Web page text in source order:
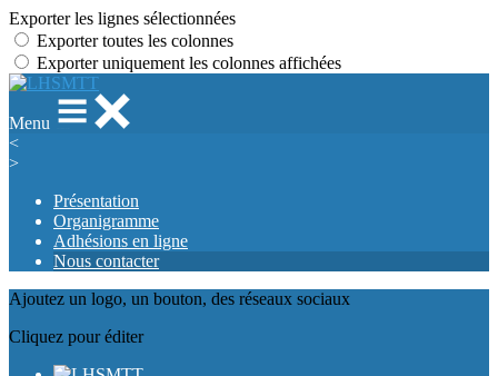
Exporter les lignes sélectionnées
Exporter toutes les colonnes
Exporter uniquement les colonnes affichées
Menu
<
>
Présentation
Organigramme
Adhésions en ligne
Nous contacter
Ajoutez un logo, un bouton, des réseaux sociaux
Cliquez pour éditer